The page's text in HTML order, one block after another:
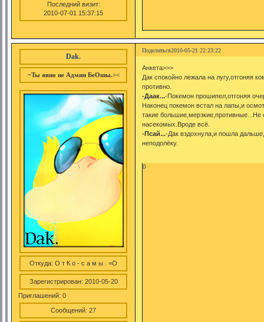
Последний визит:
2010-07-01 15:37:15
Поделиться2010-05-21 22:23:22
Dak.
~Ты явно не Админ БеОшы.><
Откуда: О т К о - с а м ы . =О
Зарегистрирован: 2010-05-20
Приглашений: 0
Сообщений: 27
Анкета>>>
Дак спокойно лежала на лугу,отгоняя
противно.
-Даак...-Покемон прошипел,отгоняя
Наконец покемон встал на лапы,и
такие
насекомых.Вроде всё.
-Псай...-Дак вздохнула,и пошла
неподолёку.
0